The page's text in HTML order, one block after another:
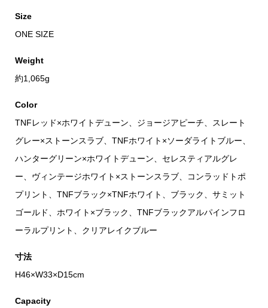
Size
ONE SIZE
Weight
約1,065g
Color
TNFレッド×ホワイトデューン、ジョージアピーチ、スレート
グレー×ストーンスラブ、TNFホワイト×ソーダライトブルー、
ハンターグリーン×ホワイトデューン、セレスティアルグレ
ー、ヴィンテージホワイト×ストーンスラブ、コンラッドトポ
プリント、TNFブラック×TNFホワイト、ブラック、サミット
ゴールド、ホワイト×ブラック、TNFブラックアルパインフロ
ーラルプリント、クリアレイクブルー
寸法
H46×W33×D15cm
Capacity